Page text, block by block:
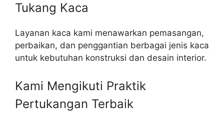
Tukang Kaca
Layanan kaca kami menawarkan pemasangan,
perbaikan, dan penggantian berbagai jenis kaca
untuk kebutuhan konstruksi dan desain interior.
Kami Mengikuti Praktik
Pertukangan Terbaik​